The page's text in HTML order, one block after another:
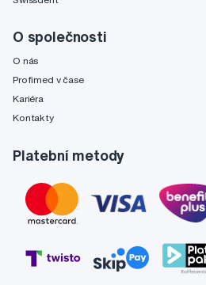
O společnosti
O nás
Profimed v čase
Kariéra
Kontakty
Platební metody